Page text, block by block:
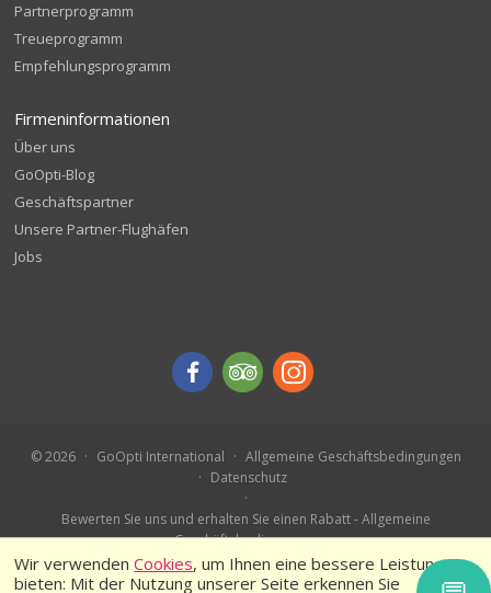
Wir verwendenCookies, um Ihnen eine bessere Leistung zu
bieten: Mit der Nutzung unserer Seite erkennen Sie
Partnerprogramm
Treueprogramm
Empfehlungsprogramm
Firmeninformationen
Über uns
GoOpti-Blog
Geschäftspartner
Unsere Partner-Flughäfen
Jobs
© 2026 GoOpti International
Allgemeine Geschäftsbedingungen
Datenschutz
Bewerten Sie uns und erhalten Sie einen Rabatt - Allgemeine
Geschäftsbedingungen
Buchen Sie im Voraus – Teilnahmebedingungen